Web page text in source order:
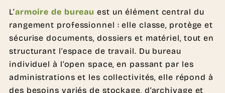
L’armoire de bureau est un élément central du
rangement professionnel : elle classe, protège et
sécurise documents, dossiers et matériel, tout en
structurant l’espace de travail. Du bureau
individuel à l’open space, en passant par les
administrations et les collectivités, elle répond à
des besoins variés de stockage, d’archivage et